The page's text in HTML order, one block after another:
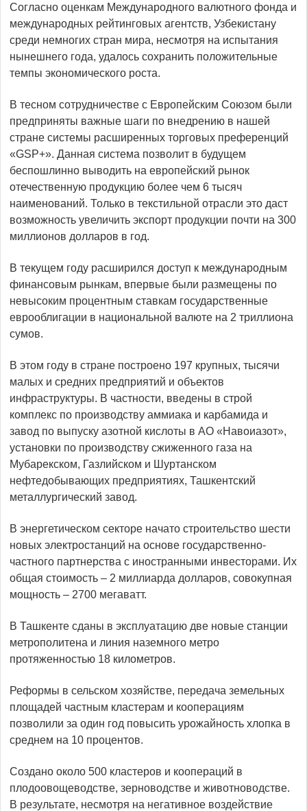
Согласно оценкам Международного валютного фонда и
международных рейтинговых агентств, Узбекистану
среди немногих стран мира, несмотря на испытания
нынешнего года, удалось сохранить положительные
темпы экономического роста.
В тесном сотрудничестве с Европейским Союзом были
предприняты важные шаги по внедрению в нашей
стране системы расширенных торговых преференций
«GSP+». Данная система позволит в будущем
беспошлинно выводить на европейский рынок
отечественную продукцию более чем 6 тысяч
наименований. Только в текстильной отрасли это даст
возможность увеличить экспорт продукции почти на 300
миллионов долларов в год.
В текущем году расширился доступ к международным
финансовым рынкам, впервые были размещены по
невысоким процентным ставкам государственные
еврооблигации в национальной валюте на 2 триллиона
сумов.
В этом году в стране построено 197 крупных, тысячи
малых и средних предприятий и объектов
инфраструктуры. В частности, введены в строй
комплекс по производству аммиака и карбамида и
завод по выпуску азотной кислоты в АО «Навоиазот»,
установки по производству сжиженного газа на
Мубарекском, Газлийском и Шуртанском
нефтедобывающих предприятиях, Ташкентский
металлургический завод.
В энергетическом секторе начато строительство шести
новых электростанций на основе государственно-
частного партнерства с иностранными инвесторами. Их
общая стоимость – 2 миллиарда долларов, совокупная
мощность – 2700 мегаватт.
В Ташкенте сданы в эксплуатацию две новые станции
метрополитена и линия наземного метро
протяженностью 18 километров.
Реформы в сельском хозяйстве, передача земельных
площадей частным кластерам и кооперациям
позволили за один год повысить урожайность хлопка в
среднем на 10 процентов.
Создано около 500 кластеров и коопераций в
плодоовощеводстве, зерноводстве и животноводстве.
В результате, несмотря на негативное воздействие